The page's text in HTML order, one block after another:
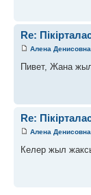
Re:
Алена Денисовна
Пивет, Жана
Re:
Алена Денисовна
Келер жыл